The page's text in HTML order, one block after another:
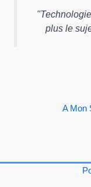
"
plus le
A Mon